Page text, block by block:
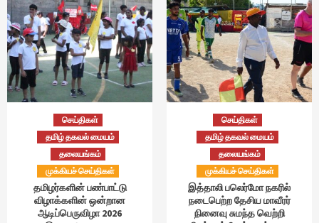
செய்திகள்
தமிழ் தகவல் மையம்
தலையங்கம்
முக்கியச் செய்திகள்
தமிழர்களின் பண்பாட்டு
விழாக்களின் ஒன்றான
ஆடிப்பெருவிழா 2026
செய்திகள்
தமிழ் தகவல் மையம்
தலையங்கம்
முக்கியச் செய்திகள்
இத்தாலி பலெர்மோ நகரில்
நடைபெற்ற தேசிய மாவீரர்
நினைவு சுமந்த வெற்றி